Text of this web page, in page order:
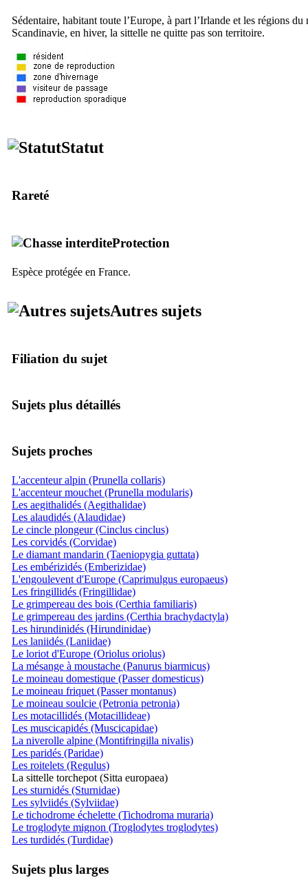
Sédentaire, habitant toute l’Europe, à part l’Irlande et les régions du
Scandinavie, en hiver, la sittelle ne quitte pas son territoire.
Statut
Rareté
Protection
Espèce protégée en France.
Autres sujets
Filiation du sujet
Sujets plus détaillés
Sujets proches
L'accenteur alpin (Prunella collaris)
L'accenteur mouchet (Prunella modularis)
Les aegithalidés (Aegithalidae)
Les alaudidés (Alaudidae)
Le cincle plongeur (Cinclus cinclus)
Les corvidés (Corvidae)
Le diamant mandarin (Taeniopygia guttata)
Les embérizidés (Emberizidae)
L'engoulevent d'Europe (Caprimulgus europaeus)
Les fringillidés (Fringillidae)
Le grimpereau des bois (Certhia familiaris)
Le grimpereau des jardins (Certhia brachydactyla)
Les hirundinidés (Hirundinidae)
Les laniidés (Laniidae)
Le loriot d'Europe (Oriolus oriolus)
La mésange à moustache (Panurus biarmicus)
Le moineau domestique (Passer domesticus)
Le moineau friquet (Passer montanus)
Le moineau soulcie (Petronia petronia)
Les motacillidés (Motacillideae)
Les muscicapidés (Muscicapidae)
La niverolle alpine (Montifringilla nivalis)
Les paridés (Paridae)
Les roitelets (Regulus)
La sittelle torchepot (Sitta europaea)
Les sturnidés (Sturnidae)
Les sylviidés (Sylviidae)
Le tichodrome échelette (Tichodroma muraria)
Le troglodyte mignon (Troglodytes troglodytes)
Les turdidés (Turdidae)
Sujets plus larges